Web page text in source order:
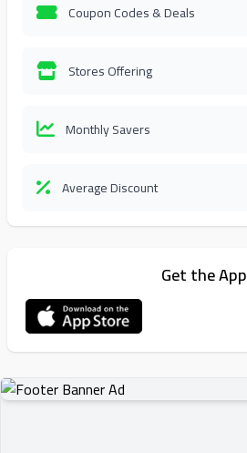
Coupon Codes & Deals
Stores Offering
Monthly Savers
Average Discount
Get the App